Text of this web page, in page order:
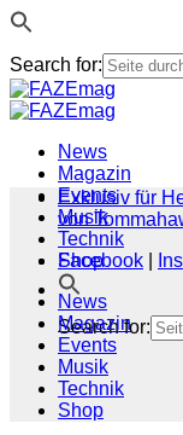
Search for:
Zum
Inhalt
News
Magazin
Events
Musik
Technik
Shop
Search for:
Exklusiv für
von
Facebook
News
Magazin
Events
Musik
Technik
Shop